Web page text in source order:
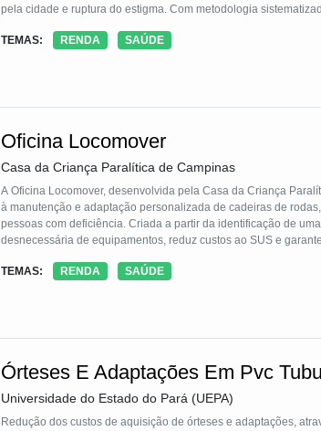
pela cidade e ruptura do estigma. Com metodologia
por outros serviços de saúde mental no país.
TEMAS: RENDA SAÚDE
Oficina Locomover
Casa da Criança Paralítica de Campinas
A Oficina Locomover, desenvolvida pela Casa da Criança
à manutenção e adaptação personalizada de cadeiras de
pessoas com deficiência. Criada a partir da identificação de
desnecessária de equipamentos, reduz custos ao SUS e
incorporada à política pública municipal em 2022, com
TEMAS: RENDA SAÚDE
Órteses E Adaptações Em Pvc
Universidade do Estado do Pará (UEPA)
Redução dos custos de aquisição de órteses e adaptações,